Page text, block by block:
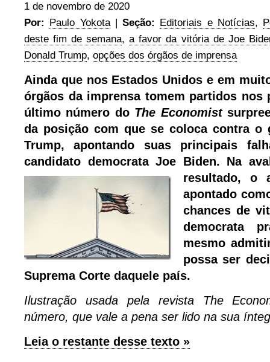
1 de novembro de 2020
Por: Paulo Yokota| Seção: Editoriais e Notícias,
deste fim de semana,a favor da vitória de Joe
Donald Trump, opções dos órgãos de imprensa
Ainda que nos Estados Unidos e em
órgãos da imprensa tomem partidos nos
último número do The Economist
da posição com que se coloca contra o
Trump, apontando suas principais
candidato democrata Joe Biden. Na
resultado, o
apontado
chances de
democrata
mesmo
possa ser
Suprema Corte daquele país.
Ilustração usada pela revista The
número, que vale a pena ser lido na sua
Leia o restante desse texto »